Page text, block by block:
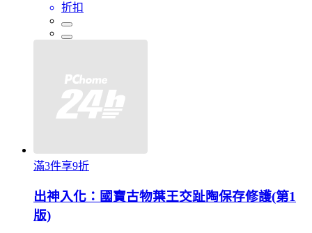
折扣
滿3件享9折
出神入化：國寶古物葉王交趾陶保存修護(第1
版)